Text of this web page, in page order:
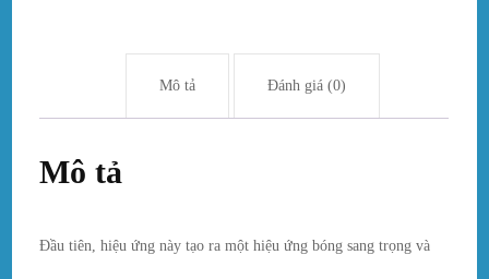
Mô tả Đánh giá (0)
Mô tả
Đầu tiên, hiệu ứng này tạo ra một hiệu ứng bóng sang trọng và